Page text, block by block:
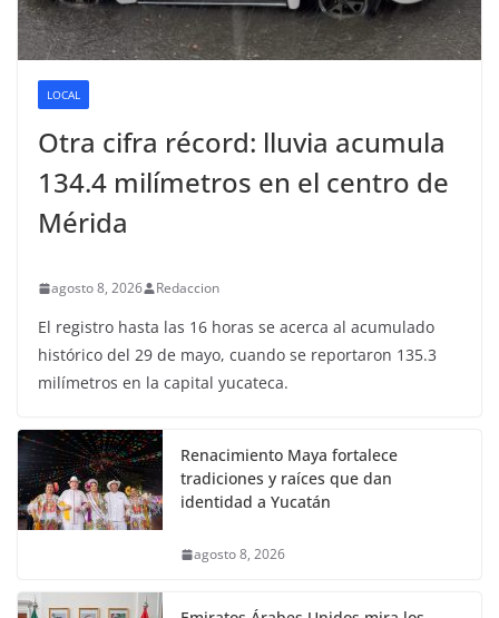
LOCAL
Otra cifra récord: lluvia acumula
134.4 milímetros en el centro de
Mérida
agosto 8, 2026 Redaccion
El registro hasta las 16 horas se acerca al acumulado
histórico del 29 de mayo, cuando se reportaron 135.3
milímetros en la capital yucateca.
Renacimiento Maya fortalece
tradiciones y raíces que dan
identidad a Yucatán
agosto 8, 2026